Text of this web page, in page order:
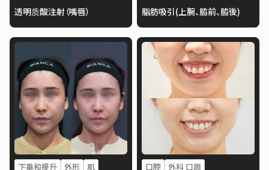
透明质酸注射（嘴唇） 脂肪吸引(上腕、脇前、脇後)
下垂和提升 外形 肌 口腔 外科 口周